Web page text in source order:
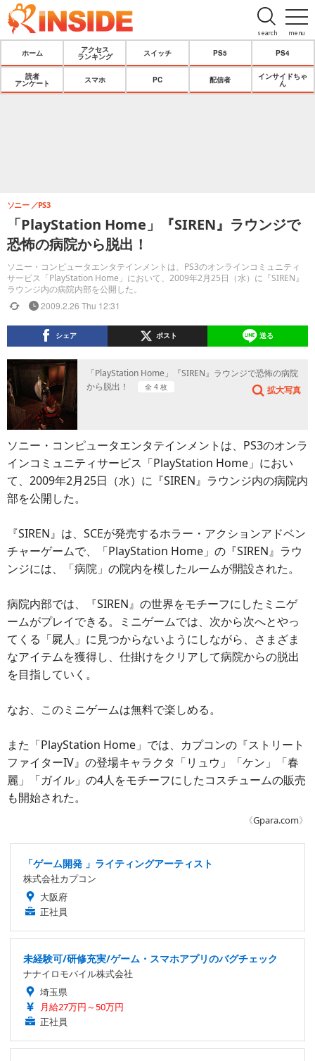
menu
search
ホーム
アクセス
ランキング
スイッチ PS5 PS4
読者
アンケート
スマホ PC 配信者
インサイドちゃ
ん
「PlayStation Home」『SIREN』ラウンジで
恐怖の病院から脱出！
ソニー・コンピュータエンタテインメントは、PS3のオンラインコミュニティ
サービス「PlayStation Home」において、2009年2月25日（水）に『SIREN』
ラウンジ内の病院内部を公開した。
ソニー PS3
2009.2.26 Thu 12:31
シェア ポスト 送る
「PlayStation Home」『SIREN』ラウンジで恐怖の病院
から脱出！
全 4 枚 拡大写真
ソニー・コンピュータエンタテインメントは、PS3のオンラ
インコミュニティサービス「PlayStation Home」におい
て、2009年2月25日（水）に『SIREN』ラウンジ内の病院内
部を公開した。
『SIREN』は、SCEが発売するホラー・アクションアドベン
チャーゲームで、「PlayStation Home」の『SIREN』ラウ
ンジには、「病院」の院内を模したルームが開設された。
病院内部では、『SIREN』の世界をモチーフにしたミニゲ
ームがプレイできる。ミニゲームでは、次から次へとやっ
てくる「屍人」に見つからないようにしながら、さまざま
なアイテムを獲得し、仕掛けをクリアして病院からの脱出
を目指していく。
なお、このミニゲームは無料で楽しめる。
また「PlayStation Home」では、カプコンの『ストリート
ファイターIV』の登場キャラクタ「リュウ」「ケン」「春
麗」「ガイル」の4人をモチーフにしたコスチュームの販売
も開始された。
《Gpara.com》
「ゲーム開発 」ライティングアーティスト
株式会社カプコン
大阪府
正社員
未経験可/研修充実/ゲーム・スマホアプリのバグチェック
ナナイロモバイル株式会社
埼玉県
月給27万円～50万円
正社員